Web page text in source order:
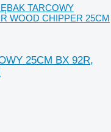
TARCOWY
WOOD CHIPPER 25CM
25CM BX 92R,